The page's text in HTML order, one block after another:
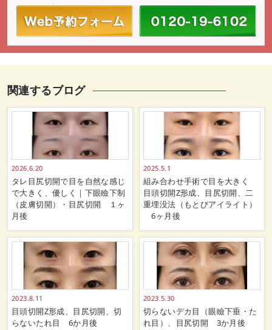
関連するブログ
2026.6.20
タレ目尻切開で目を自然な感じ
で大きく、優しく｜下眼瞼下制
（皮膚切開）・目尻切開 １ヶ
月後
2025.5.1
組み合わせ手術で目を大きく
目頭切開Z形成、目尻切開、二
重埋没法（もとびアイライト）
6ヶ月後
2023.8.11
目頭切開Z形成、目尻切開、切
らないたれ目 6か月後
2023.5.30
切らないデカ目（眼瞼下垂・た
れ目）、目尻切開 3か月後